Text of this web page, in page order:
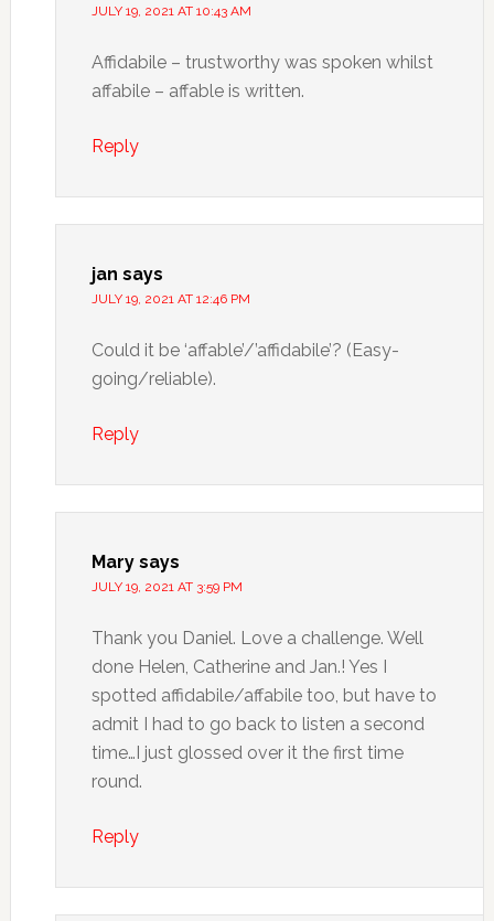
JULY 19, 2021 AT 10:43 AM
Affidabile – trustworthy was spoken whilst
affabile – affable is written.
Reply
jan says
JULY 19, 2021 AT 12:46 PM
Could it be ‘affable’/’affidabile’? (Easy-
going/reliable).
Reply
Mary says
JULY 19, 2021 AT 3:59 PM
Thank you Daniel. Love a challenge. Well
done Helen, Catherine and Jan.! Yes I
spotted affidabile/affabile too, but have to
admit I had to go back to listen a second
time…I just glossed over it the first time
round.
Reply